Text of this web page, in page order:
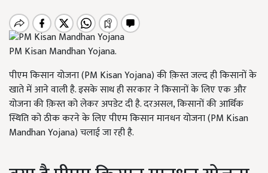
PM Kisan Mandhan Yojana.
पीएम किसान योजना (PM Kisan Yojana) की क़िस्त जल्द ही किसानों के
खाते में आने वाली है. इसके साथ ही सरकार ने किसानों के लिए एक और
योजना की क़िस्त को लेकर अपडेट दी है. दरअसल, किसानों की आर्थिक
स्थिति को ठीक करने के लिए पीएम किसान मानधन योजना (PM Kisan
Mandhan Yojana) चलाई जा रही है.